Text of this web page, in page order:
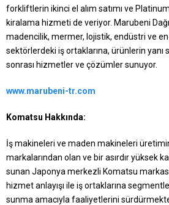
forkliftlerin ikinci el alım satımı ve
kiralama hizmeti de veriyor. Marubeni
madencilik, mermer, lojistik, endüstri ve
sektörlerdeki iş ortaklarına, ürünlerin yanı
sonrası hizmetler ve çözümler sunuyor.
www.marubeni-tr.com
Komatsu Hakkında:
İş makineleri ve maden makineleri
markalarından olan ve bir asırdır yüksek
sunan Japonya merkezli Komatsu
hizmet anlayışı ile iş ortaklarına
sunma amacıyla faaliyetlerini